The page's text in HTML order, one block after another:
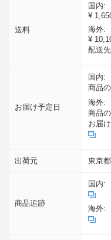
送料
国内:
¥
海外:
¥
配送先
お届け予定日
国内:
商品
海外:
商品
お届
出荷元 東京
商品追跡
国内:
海外: